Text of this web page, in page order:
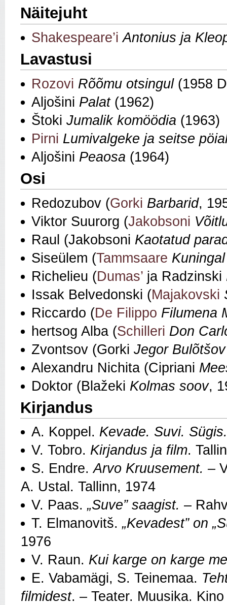
Näitejuht
Shakespeare’i Antonius ja
Lavastusi
Rozovi Rõõmu otsingul(1958
Aljošini Palat(1962)
Štoki Jumalik komöödia (1963)
Pirni Lumivalgeke ja seitse
Aljošini Peaosa (1964)
Osi
Redozubov (Gorki Barbarid,
Viktor Suurorg (Jakobsoni
Raul (Jakobsoni Kaotatud
Siseülem (Tammsaare
Richelieu (Dumas’ ja Radzinski
Issak Belvedonski (Majakovski
Riccardo (De Filippo Filumena
hertsog Alba (Schilleri Don
Zvontsov (Gorki Jegor
Alexandru Nichita (Cipriani
Doktor (Blažeki Kolmas soov,
Kirjandus
A. Koppel. Kevade. Suvi.
V. Tobro. Kirjandus ja film.
S. Endre.Arvo Kruusement. –
A. Ustal. Tallinn, 1974
V. Paas.„Suve” saagist. –
T. Elmanovitš. „Kevadest” on
1976
V. Raun. Kui karge on karge
E. Vabamägi, S. Teinemaa.
filmidest. – Teater. Muusika.